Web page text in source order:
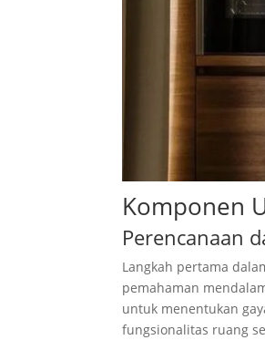
Komponen
Perencanaan
Langkah pertama
pemahaman
untuk menentukan
fungsionalitas ruang